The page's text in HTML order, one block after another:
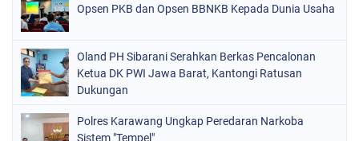
Opsen PKB dan Opsen BBNKB Kepada Dunia Usaha
Oland PH Sibarani Serahkan Berkas Pencalonan
Ketua DK PWI Jawa Barat, Kantongi Ratusan
Dukungan
Polres Karawang Ungkap Peredaran Narkoba
Sistem "Tempel"